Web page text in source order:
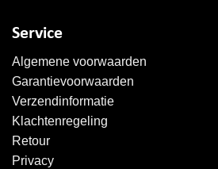
Service
Algemene voorwaarden
Garantievoorwaarden
Verzendinformatie
Klachtenregeling
Retour
Privacy